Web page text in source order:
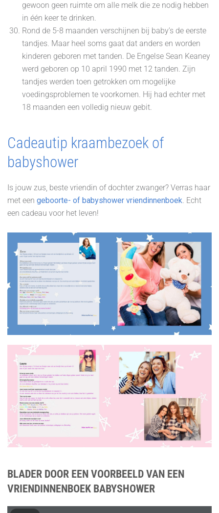
gewoon geen ruimte om alle melk die ze nodig hebben
in één keer te drinken.
Rond de 5-8 maanden verschijnen bij baby’s de eerste
tandjes. Maar heel soms gaat dat anders en worden
kinderen geboren met tanden. De Engelse Sean Keaney
werd geboren op 10 april 1990 met 12 tanden. Zijn
tandjes werden toen getrokken om mogelijke
voedingsproblemen te voorkomen. Hij had echter met
18 maanden een volledig nieuw gebit.
Cadeautip kraambezoek of
babyshower
Is jouw zus, beste vriendin of dochter zwanger? Verras haar
met een geboorte- of babyshower vriendinnenboek. Echt
een cadeau voor het leven!
BLADER DOOR EEN VOORBEELD VAN EEN
VRIENDINNENBOEK BABYSHOWER